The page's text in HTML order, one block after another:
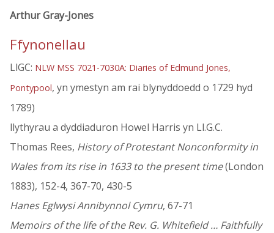
Arthur Gray-Jones
Ffynonellau
LlGC: NLW MSS 7021-7030A: Diaries of Edmund Jones,
Pontypool, yn ymestyn am rai blynyddoedd o 1729 hyd
1789)
llythyrau a dyddiaduron Howel Harris yn Ll.G.C.
Thomas Rees, History of Protestant Nonconformity in
Wales from its rise in 1633 to the present time(London
1883), 152-4, 367-70, 430-5
Hanes Eglwysi Annibynnol Cymru, 67-71
Memoirs of the life of the Rev. G. Whitefield … Faithfully